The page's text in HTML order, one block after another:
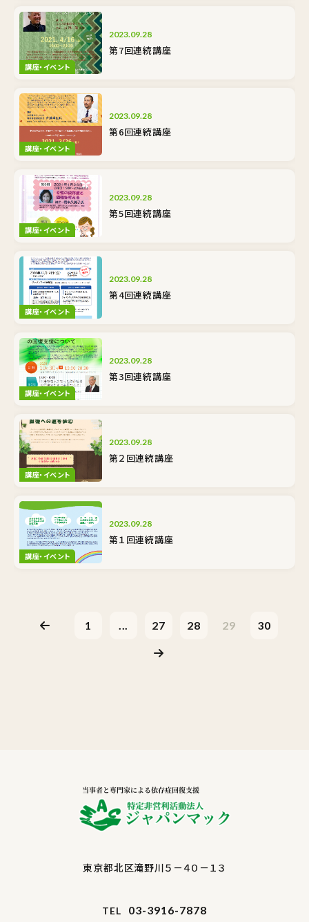
講座・イベント
2023.09.28
第7回連続講座
講座・イベント
2023.09.28
第6回連続講座
講座・イベント
2023.09.28
第5回連続講座
講座・イベント
2023.09.28
第4回連続講座
講座・イベント
2023.09.28
第3回連続講座
講座・イベント
2023.09.28
第２回連続講座
講座・イベント
2023.09.28
第１回連続講座
1 ... 27 28 29 30
東京都北区滝野川５－４０－１３
TEL 03-3916-7878